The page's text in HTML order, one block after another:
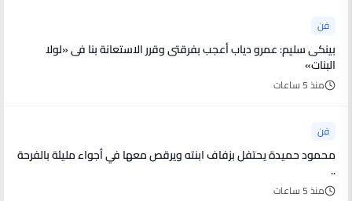
فن
بينكى سليم: عمرو دياب أعجب بفرقتى وقرر الاستعانة بنا فى «لولا
البنات»
منذ 5 ساعات
فن
محمود حميدة يحتفل بزفاف ابنته ويرقص معها في أجواء مليئة بالفرحة
..
منذ 5 ساعات